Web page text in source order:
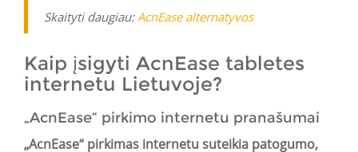
Skaityti daugiau:AcnEase alternatyvos
Kaip įsigyti AcnEase tabletes
internetu Lietuvoje?
„AcnEase“ pirkimo internetu pranašumai
„AcnEase“ pirkimas internetu suteikia patogumo,